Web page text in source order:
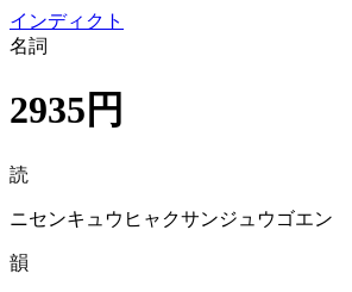
インディクト
名詞
2935円
読
ニセンキュウヒャクサンジュウゴエン
韻